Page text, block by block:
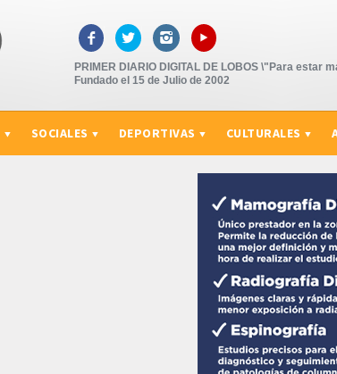
   ▸
PRIMER DIARIO DIGITAL DE LOBOS \"Para estar
Fundado el 15 de Julio de 2002
SOCIALES DEPORTIVAS CULTURALES